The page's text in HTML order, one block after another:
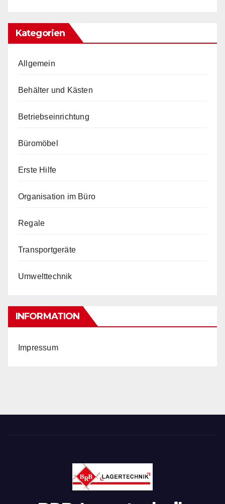
Kategorien
Allgemein
Behälter und Kästen
Betriebseinrichtung
Büromöbel
Erste Hilfe
Organisation im Büro
Regale
Transportgeräte
Umwelttechnik
INFORMATION
Impressum